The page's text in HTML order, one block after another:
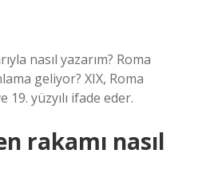
nasıl yazarım? Roma
geliyor? XIX, Roma
yüzyılı ifade eder.
rakamı nasıl